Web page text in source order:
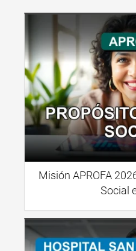
Misión APROFA
Social